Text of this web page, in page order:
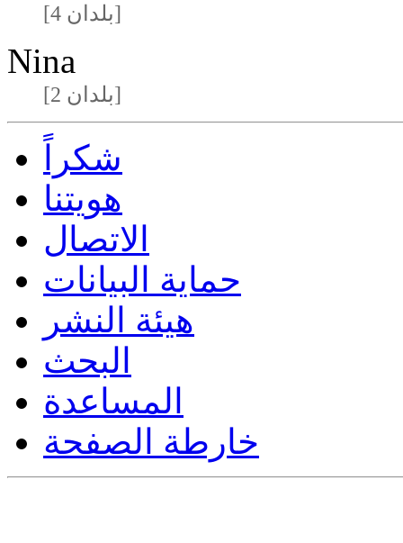
[4 بلدان]
Nina
[2 بلدان]
شكراً
هويتنا
الاتصال
حماية البيانات
هيئة النشر
البحث
المساعدة
خارطة الصفحة